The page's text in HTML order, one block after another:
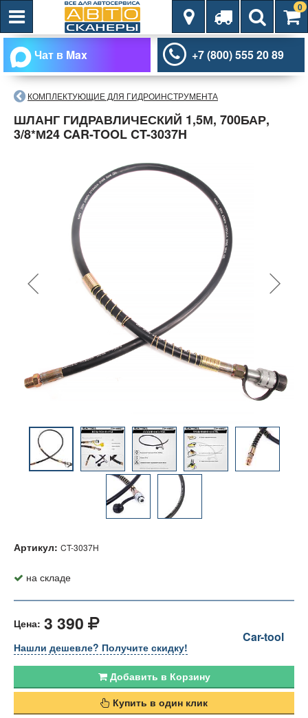
0
Чат в Max +7 (800) 555 20 89
КОМПЛЕКТУЮЩИЕ ДЛЯ ГИДРОИНСТРУМЕНТА
ШЛАНГ ГИДРАВЛИЧЕСКИЙ 1,5М, 700БАР,
3/8*М24 CAR-TOOL CT-3037H
Артикул: CT-3037H
на складе
Цена: 3 390
Car-tool
Нашли дешевле? Получите скидку!
Добавить в Корзину
Купить в один клик